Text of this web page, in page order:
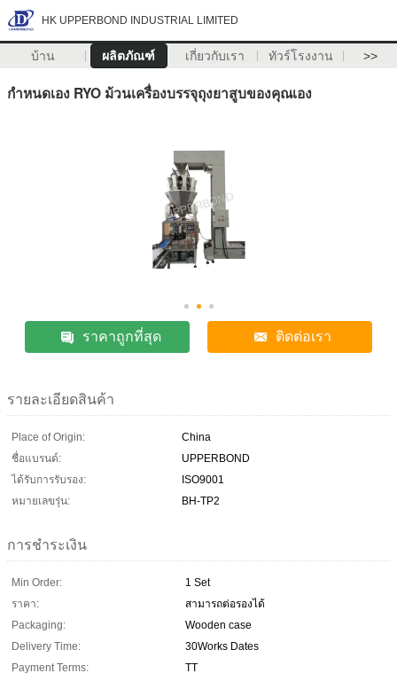
HK UPPERBOND INDUSTRIAL LIMITED
บ้าน ผลิตภัณฑ์ เกี่ยวกับเรา ทัวร์โรงงาน >>
กำหนดเอง RYO ม้วนเครื่องบรรจุถุงยาสูบของคุณเอง
ราคาถูกที่สุด ติดต่อเรา
รายละเอียดสินค้า
Place of Origin:
China
ชื่อแบรนด์:
UPPERBOND
ได้รับการรับรอง:
ISO9001
หมายเลขรุ่น:
BH-TP2
การชำระเงิน
Min Order:
1 Set
ราคา:
สามารถต่อรองได้
Packaging:
Wooden case
Delivery Time:
30Works Dates
Payment Terms:
TT